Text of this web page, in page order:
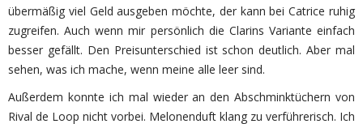
übermäßig viel Geld ausgeben möchte, der kann bei Catrice ruhig
zugreifen. Auch wenn mir persönlich die Clarins Variante einfach
besser gefällt. Den Preisunterschied ist schon deutlich. Aber mal
sehen, was ich mache, wenn meine alle leer sind.
Außerdem konnte ich mal wieder an den Abschminktüchern von
Rival de Loop nicht vorbei. Melonenduft klang zu verführerisch. Ich